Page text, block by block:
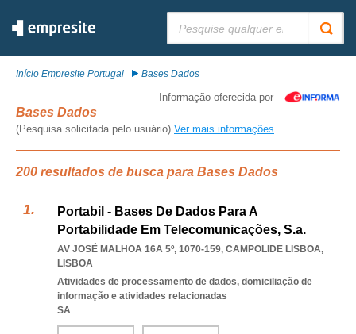
Início Empresite Portugal Bases Dados
Informação oferecida por
Bases Dados
(Pesquisa solicitada pelo usuário) Ver mais informações
200 resultados de busca para Bases Dados
Portabil - Bases De Dados Para A
Portabilidade Em Telecomunicações, S.a.
AV JOSÉ MALHOA 16A 5º, 1070-159, CAMPOLIDE LISBOA,
LISBOA
Atividades de processamento de dados, domiciliação de
informação e atividades relacionadas
SA